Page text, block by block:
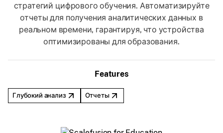
стратегий цифрового обучения. Автоматизируйте
отчеты для получения аналитических данных в
реальном времени, гарантируя, что устройства
оптимизированы для образования.
Features
Глубокий анализ Отчеты